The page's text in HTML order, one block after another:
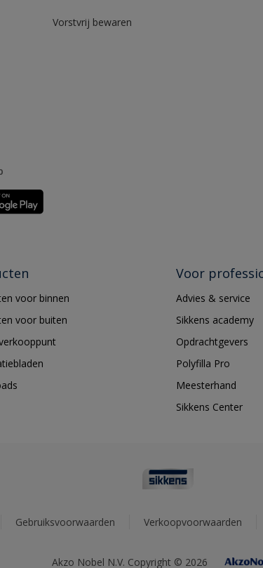
Vorstvrij bewaren
voor binnen
voor buiten
Voor
Advies & service
Sikkens academy
Opdrachtgevers
Polyfilla Pro
Meesterhand
Sikkens Center
Gebruiksvoorwaarden Verkoopvoorwaarden
Akzo Nobel N.V. Copyright © 2026